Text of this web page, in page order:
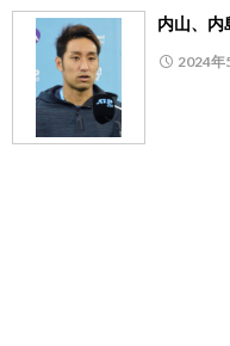
内山、内
2024年